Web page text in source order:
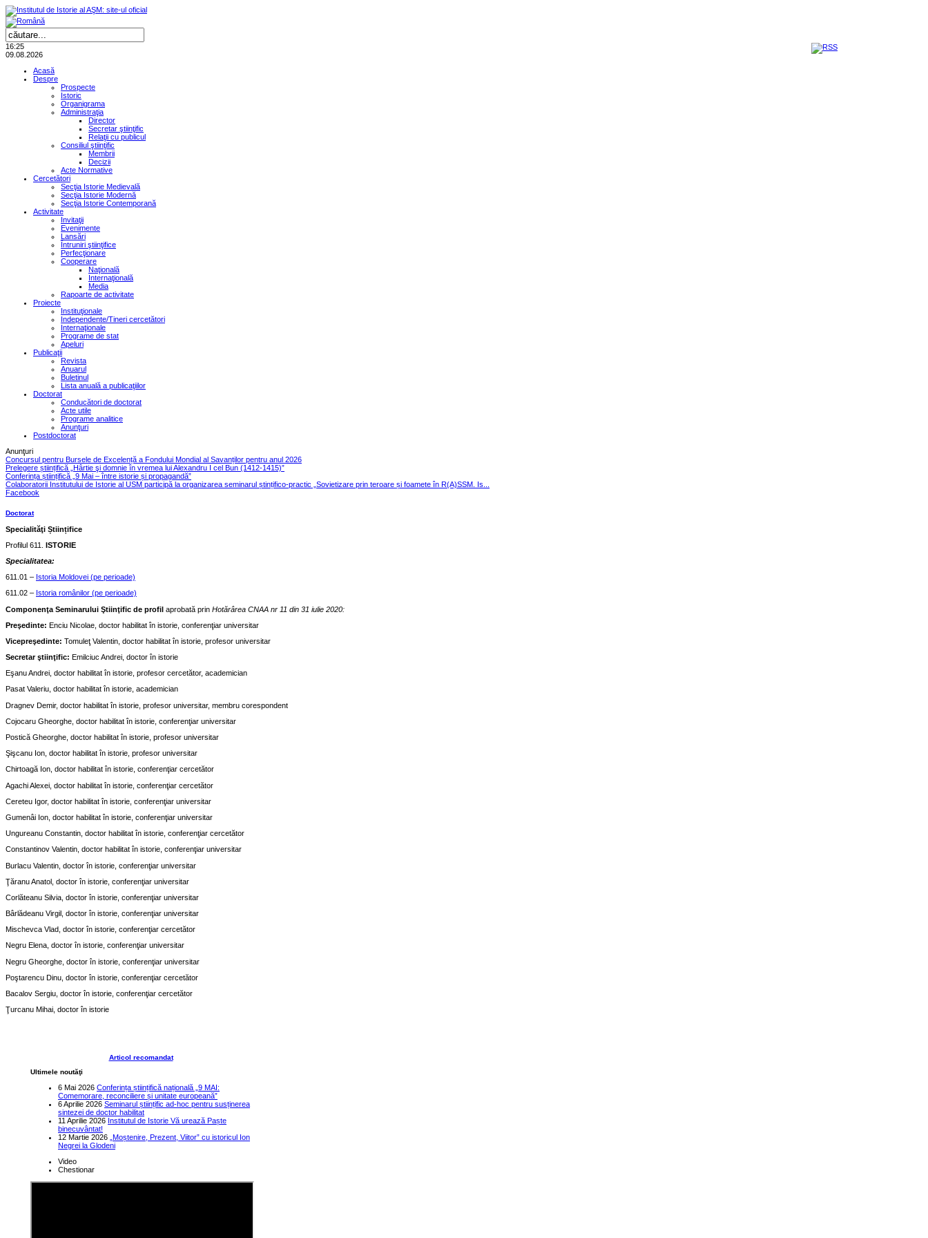
16:25
09.08.2026
Acasă
Despre
Prospecte
Istoric
Organigrama
Administraţia
Director
Secretar ştiinţific
Relaţii cu publicul
Consiliul ştiinţific
Membrii
Decizii
Acte Normative
Cercetători
Secţia Istorie Medievală
Secţia Istorie Modernă
Secţia Istorie Contemporană
Activitate
Invitaţii
Evenimente
Lansări
Întruniri ştiinţifice
Perfecţionare
Cooperare
Naţională
Internaţională
Media
Rapoarte de activitate
Proiecte
Instituţionale
Independente/Tineri cercetători
Internaţionale
Programe de stat
Apeluri
Publicaţii
Revista
Anuarul
Buletinul
Lista anuală a publicaţiilor
Doctorat
Conducători de doctorat
Acte utile
Programe analitice
Anunţuri
Postdoctorat
Anunţuri
Concursul pentru Bursele de Excelență a Fondului Mondial al Savanților pentru anul 2026
Prelegere științifică „Hârtie şi domnie în vremea lui Alexandru I cel Bun (1412-1415)”
Conferința științifică „9 Mai – între istorie și propagandă”
Colaboratorii Institutului de Istorie al USM participă la organizarea seminarul ștințifico-practic „Sovietizare prin teroare și foamete în R(A)SSM. Is...
Facebook
Doctorat
Specialităţi Științifice
Profilul 611. ISTORIE
Specialitatea:
611.01 – Istoria Moldovei (pe perioade)
611.02 – Istoria românilor (pe perioade)
Componenţa Seminarului Ştiinţific de profil aprobată prin Hotărârea CNAA nr 11 din 31 iulie 2020:
Preşedinte: Enciu Nicolae, doctor habilitat în istorie, conferenţiar universitar
Vicepreşedinte: Tomuleţ Valentin, doctor habilitat în istorie, profesor universitar
Secretar ştiinţific: Emilciuc Andrei, doctor în istorie
Eşanu Andrei, doctor habilitat în istorie, profesor cercetător, academician
Pasat Valeriu, doctor habilitat în istorie, academician
Dragnev Demir, doctor habilitat în istorie, profesor universitar, membru corespondent
Cojocaru Gheorghe, doctor habilitat în istorie, conferenţiar universitar
Postică Gheorghe, doctor habilitat în istorie, profesor universitar
Şişcanu Ion, doctor habilitat în istorie, profesor universitar
Chirtoagă Ion, doctor habilitat în istorie, conferenţiar cercetător
Agachi Alexei, doctor habilitat în istorie, conferenţiar cercetător
Cereteu Igor, doctor habilitat în istorie, conferenţiar universitar
Gumenâi Ion, doctor habilitat în istorie, conferenţiar universitar
Ungureanu Constantin, doctor habilitat în istorie, conferenţiar cercetător
Constantinov Valentin, doctor habilitat în istorie, conferenţiar universitar
Burlacu Valentin, doctor în istorie, conferenţiar universitar
Ţăranu Anatol, doctor în istorie, conferenţiar universitar
Corlăteanu Silvia, doctor în istorie, conferenţiar universitar
Bârlădeanu Virgil, doctor în istorie, conferenţiar universitar
Mischevca Vlad, doctor în istorie, conferenţiar cercetător
Negru Elena, doctor în istorie, conferenţiar universitar
Negru Gheorghe, doctor în istorie, conferenţiar universitar
Poştarencu Dinu, doctor în istorie, conferenţiar cercetător
Bacalov Sergiu, doctor în istorie, conferenţiar cercetător
Ţurcanu Mihai, doctor în istorie
Articol recomandat
Ultimele noutăţi
6 Mai 2026 Conferința științifică națională „9 MAI:
Comemorare, reconciliere și unitate europeană”
6 Aprilie 2026 Seminarul științific ad-hoc pentru susținerea
sintezei de doctor habilitat
11 Aprilie 2026 Institutul de Istorie Vă urează Paște
binecuvântat!
12 Martie 2026 „Moștenire, Prezent, Viitor” cu istoricul Ion
Negrei la Glodeni
Video
Chestionar